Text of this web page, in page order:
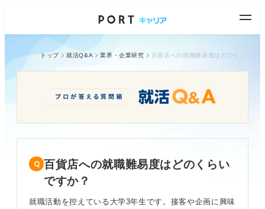
トップ 就活Q&A 業界・企業研究
百貨店への就職難易度はどのくらい
ですか？
就職活動を控えている大学3年生です。接客や企画に興味